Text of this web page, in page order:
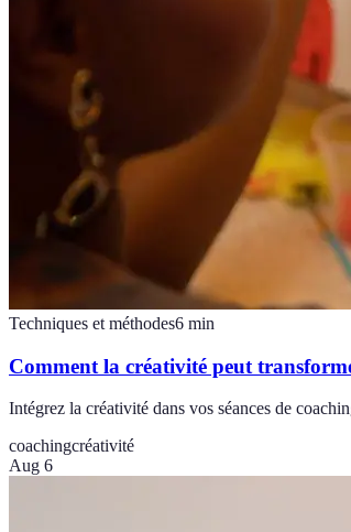
Techniques et méthodes6 min
Comment la créativité peut
Intégrez la créativité dans vos séances de
coachingcréativité
Aug 6